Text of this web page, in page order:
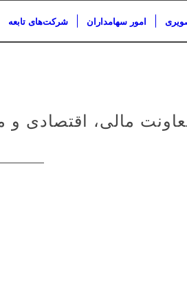
شرکت‌های تابعه امور سهامداران
مالی، اقتصادی